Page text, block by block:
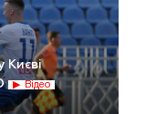
Києві
Відео